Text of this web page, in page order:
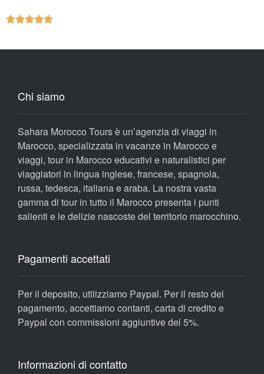

Chi siamo
Sahara Morocco Tours è un’agenzia di viaggi in
Marocco, specializzata in vacanze in Marocco e
viaggi, tour in Marocco educativi e naturalistici per
viaggiatori in lingua inglese, francese, spagnola,
russa, tedesca, italiana e araba. La nostra vasta
gamma di tour in tutto il Marocco presenta i punti
salienti e le delizie nascoste del territorio marocchino.
Pagamenti accettati
Per il deposito, utilizziamo Paypal. Per il resto del
pagamento, accettiamo contanti, carta di credito e
Paypal con commissioni aggiuntive del 5%.
Informazioni di contatto